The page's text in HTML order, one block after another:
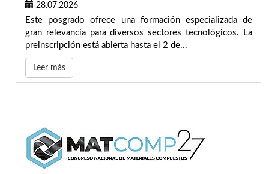
28.07.2026
Este posgrado ofrece una formación especializada de
gran relevancia para diversos sectores tecnológicos. La
preinscripción está abierta hasta el 2 de...
Leer más